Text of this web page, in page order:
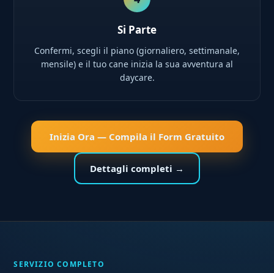
Si Parte
Confermi, scegli il piano (giornaliero, settimanale,
mensile) e il tuo cane inizia la sua avventura al
daycare.
Inizia Ora — Compila il Form Gratuito
Dettagli completi →
SERVIZIO COMPLETO